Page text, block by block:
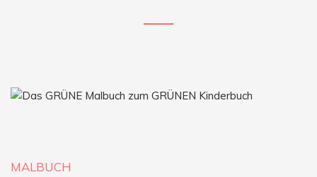
MALBUCH